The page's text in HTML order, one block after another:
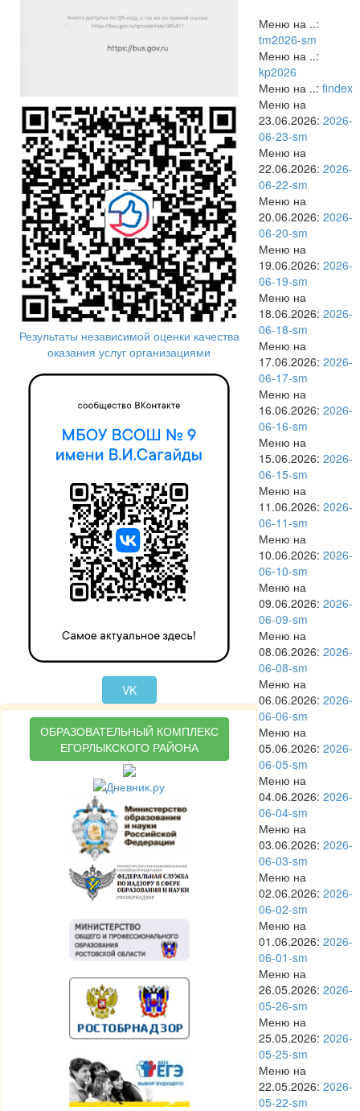
Результаты независимой оценки качества
оказания услуг организациями
VK
ОБРАЗОВАТЕЛЬНЫЙ КОМПЛЕКС
ЕГОРЛЫКСКОГО РАЙОНА
Меню на ..:
tm2026-sm
Меню на ..:
kp2026
Меню на ..: findex
Меню на
23.06.2026: 2026-
06-23-sm
Меню на
22.06.2026: 2026-
06-22-sm
Меню на
20.06.2026: 2026-
06-20-sm
Меню на
19.06.2026: 2026-
06-19-sm
Меню на
18.06.2026: 2026-
06-18-sm
Меню на
17.06.2026: 2026-
06-17-sm
Меню на
16.06.2026: 2026-
06-16-sm
Меню на
15.06.2026: 2026-
06-15-sm
Меню на
11.06.2026: 2026-
06-11-sm
Меню на
10.06.2026: 2026-
06-10-sm
Меню на
09.06.2026: 2026-
06-09-sm
Меню на
08.06.2026: 2026-
06-08-sm
Меню на
06.06.2026: 2026-
06-06-sm
Меню на
05.06.2026: 2026-
06-05-sm
Меню на
04.06.2026: 2026-
06-04-sm
Меню на
03.06.2026: 2026-
06-03-sm
Меню на
02.06.2026: 2026-
06-02-sm
Меню на
01.06.2026: 2026-
06-01-sm
Меню на
26.05.2026: 2026-
05-26-sm
Меню на
25.05.2026: 2026-
05-25-sm
Меню на
22.05.2026: 2026-
05-22-sm